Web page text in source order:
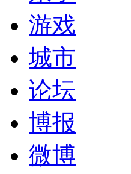
游戏
城市
论坛
博报
微博